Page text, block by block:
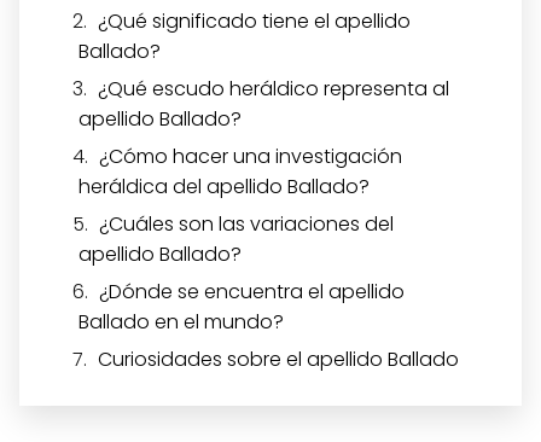
¿Qué significado tiene el apellido
Ballado?
¿Qué escudo heráldico representa al
apellido Ballado?
¿Cómo hacer una investigación
heráldica del apellido Ballado?
¿Cuáles son las variaciones del
apellido Ballado?
¿Dónde se encuentra el apellido
Ballado en el mundo?
Curiosidades sobre el apellido Ballado